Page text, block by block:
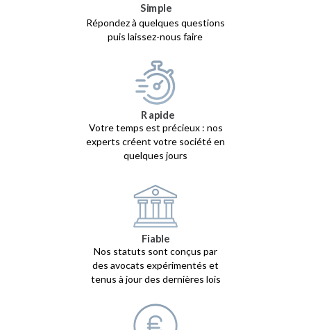
Simple
Répondez à quelques questions
puis laissez-nous faire
Rapide
Fiable
Votre temps est précieux : nos
experts créent votre société en
quelques jours
Nos statuts sont conçus par
des avocats expérimentés et
tenus à jour des dernières lois